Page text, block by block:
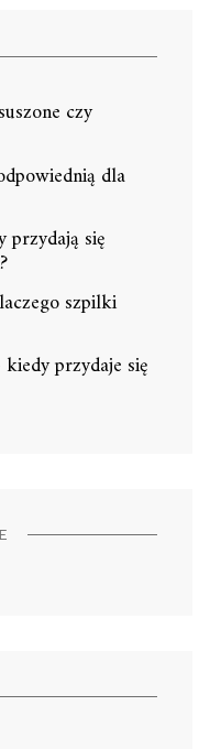
czy
dla
się
szpilki
przydaje się